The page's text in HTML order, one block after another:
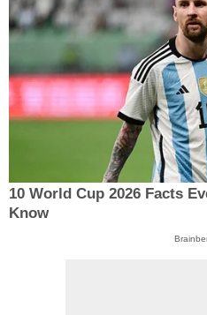
10 World Cup 2026 Facts
Know